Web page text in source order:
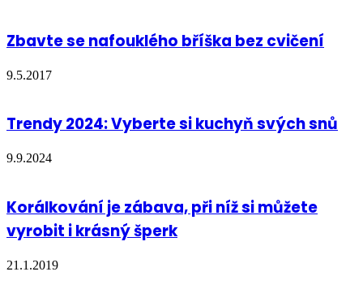
Zbavte se nafouklého bříška bez cvičení
9.5.2017
Trendy 2024: Vyberte si kuchyň svých snů
9.9.2024
Korálkování je zábava, při níž si můžete
vyrobit i krásný šperk
21.1.2019